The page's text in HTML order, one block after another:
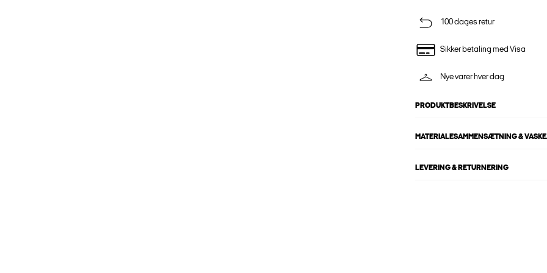
100 dages retur
Sikker betaling med Visa
Nye varer hver dag
PRODUKTBESKRIVELSE
MATERIALESAMMENSÆTNING &
LEVERING & RETURNERING